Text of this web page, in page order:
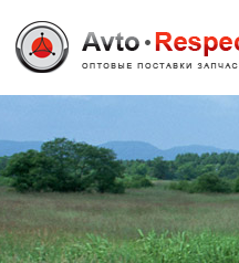
Джапан Авто